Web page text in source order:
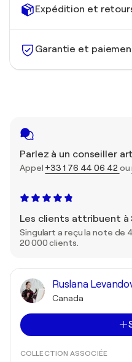
Expédition et
Garantie et
Parlez à un conseiller
Appel +33 1 76 44 06 42 ou
Les clients attribuent à
Singulart a reçu la note de
20 000 clients.
Ruslana
Canada
COLLECTION ASSOCIÉE